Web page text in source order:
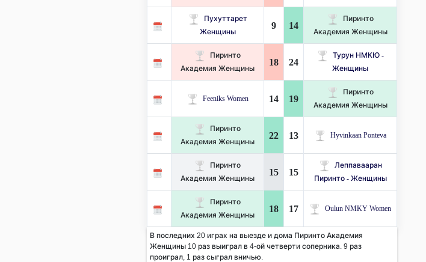
Пухуттарет
Женщины
9 14
Пиринто
Академия Женщины
Пиринто
Академия Женщины
18 24
Турун НМКЮ -
Женщины
Feeniks Women 14 19
Пиринто
Академия Женщины
Пиринто
Академия Женщины
22 13 Hyvinkaan Ponteva
Пиринто
Академия Женщины
15 15
Леппавааран
Пиринто - Женщины
Пиринто
Академия Женщины
18 17 Oulun NMKY Women
В последних 20 играх на выезде и дома Пиринто Академия
Женщины 10 раз выиграл в 4-ой четверти соперника. 9 раз
проиграл, 1 раз сыграл вничью.